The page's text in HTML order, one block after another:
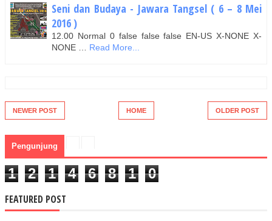
Seni dan Budaya - Jawara Tangsel ( 6 – 8 Mei
2016 )
12.00 Normal 0 false false false EN-US X-NONE X-
NONE … Read More...
NEWER POST OLDER POST
HOME
Pengunjung
1 2 1 4 6 8 1 0
FEATURED POST